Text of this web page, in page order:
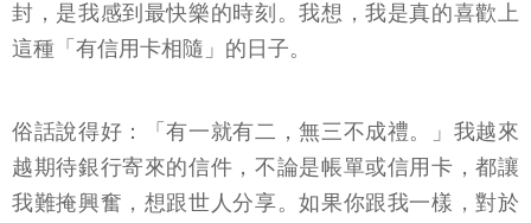
封，是我感到最快樂的時刻。我想，我是真的喜歡上
這種「有信用卡相隨」的日子。
俗話說得好：「有一就有二，無三不成禮。」我越來
越期待銀行寄來的信件，不論是帳單或信用卡，都讓
我難掩興奮，想跟世人分享。如果你跟我一樣，對於